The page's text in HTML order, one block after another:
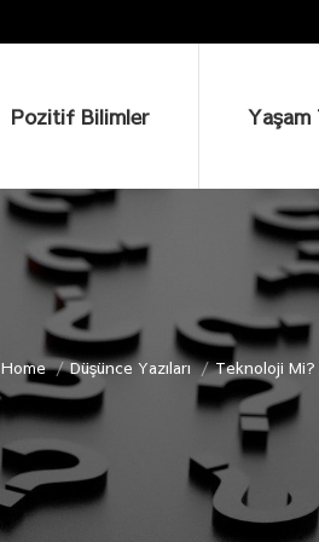
Pozitif Bilimler Yaşam
You are here:
Home Düşünce Yazıları Teknoloji Mi?